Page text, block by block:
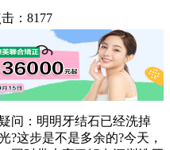
：8177
：明明牙结石已经洗掉
?这步是不是多余的?今天，